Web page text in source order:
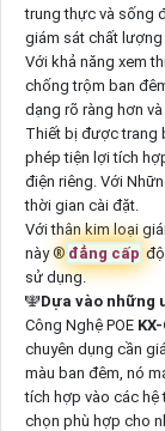
trung thực và sống
giám sát chất lượng
Với khả năng xem
chống trộm ban
dạng rõ ràng hơn
Thiết bị được trang
phép tiện lợi tích
điện riêng. Với
thời gian cài đặt.
Với thân kim loại
này ®️ đẳng cấp
sử dụng.
️🕎Dựa vào những
Công Nghệ POE
chuyên dụng cần
màu ban đêm, nó
tích hợp vào các hệ
chọn phù hợp cho